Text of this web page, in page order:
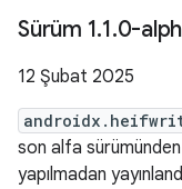
Sürüm 1.1.0-
12 Şubat 2025
son alfa
yapılmadan